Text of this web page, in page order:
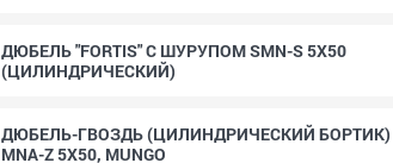
ДЮБЕЛЬ "FORTIS" С ШУРУПОМ SMN-S 5X50
(ЦИЛИНДРИЧЕСКИЙ)
ДЮБЕЛЬ-ГВОЗДЬ (ЦИЛИНДРИЧЕСКИЙ БОРТИК)
MNA-Z 5X50, MUNGO